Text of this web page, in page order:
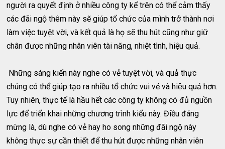
người ra quyết định ở nhiều công ty kể trên có thể cảm thấy
các đãi ngộ thêm này sẽ giúp tổ chức của mình trở thành nơi
làm việc tuyệt vời, và kết quả là họ sẽ thu hút cũng như giữ
chân được những nhân viên tài năng, nhiệt tình, hiệu quả.
Những sáng kiến này nghe có vẻ tuyệt vời, và quả thực
chúng có thể giúp tạo ra nhiều tổ chức vui vẻ và hiệu quả hơn.
Tuy nhiên, thực tế là hầu hết các công ty không có đủ nguồn
lực để triển khai những chương trình kiểu này. Điều đáng
mừng là, dù nghe có vẻ hay ho song những đãi ngộ này
không thực sự cần thiết để thu hút được những nhân viên